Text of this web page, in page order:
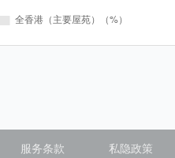
服务条款 私隐政策